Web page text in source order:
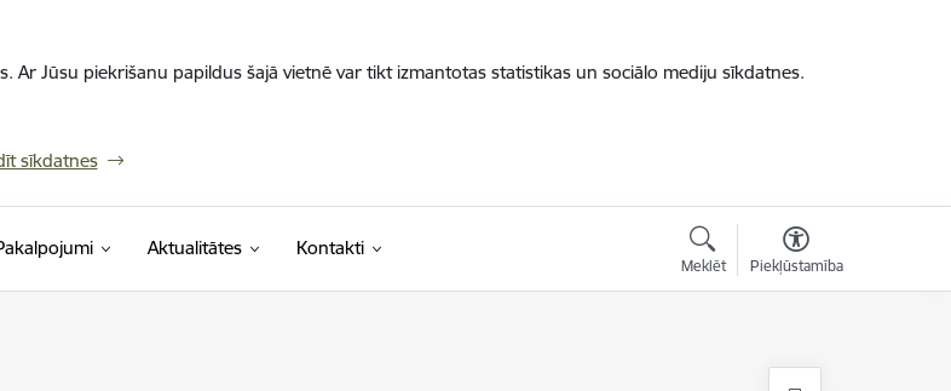
Ar Jūsu piekrišanu papildus šajā vietnē var tikt izmantotas statistikas un sociālo mediju sīkdatnes.
sīkdatnes
Aktualitātes Kontakti
Meklēt Piekļūstamība